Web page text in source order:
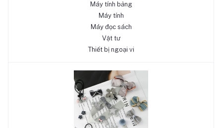
Máy tính bảng
Máy tính
Máy đọc sách
Vật tư
Thiết bị ngoại vi